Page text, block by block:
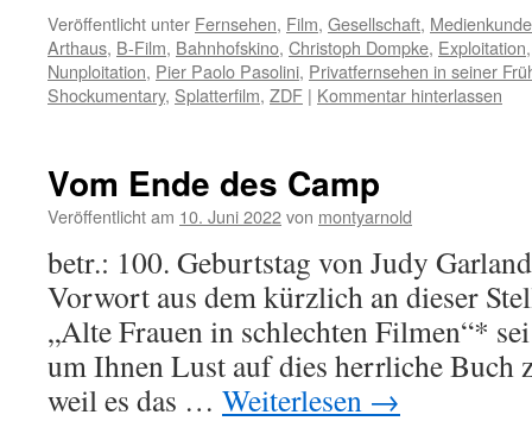
Veröffentlicht unter Fernsehen, Film, Gesellschaft, Medienkunde
Arthaus, B-Film, Bahnhofskino, Christoph Dompke, Exploitation
Nunploitation, Pier Paolo Pasolini, Privatfernsehen in seiner
Shockumentary, Splatterfilm, ZDF | Kommentar hinterlassen
Vom Ende des Camp
Veröffentlicht am 10. Juni 2022von montyarnold
betr.: 100. Geburtstag von Judy
Vorwort aus dem kürzlich an dieser
„Alte Frauen in schlechten Filmen“*
um Ihnen Lust auf dies herrliche Buch
weil es das … Weiterlesen →